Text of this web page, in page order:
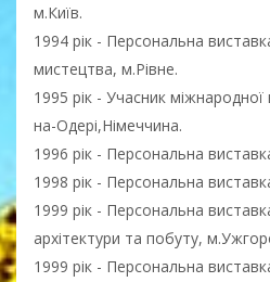
м.Київ.
1994 рік - Персональна
мистецтва, м.Рівне.
1995 рік - Учасник
на-Одері,Німеччина.
1996 рік - Персональна
1998 рік - Персональна
1999 рік - Персональна
архітектури та побуту,
1999 рік - Персональна